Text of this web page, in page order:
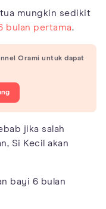
mungkin sedikit
bulan pertama.
Orami untuk dapat
jika salah
Si Kecil akan
bayi 6 bulan